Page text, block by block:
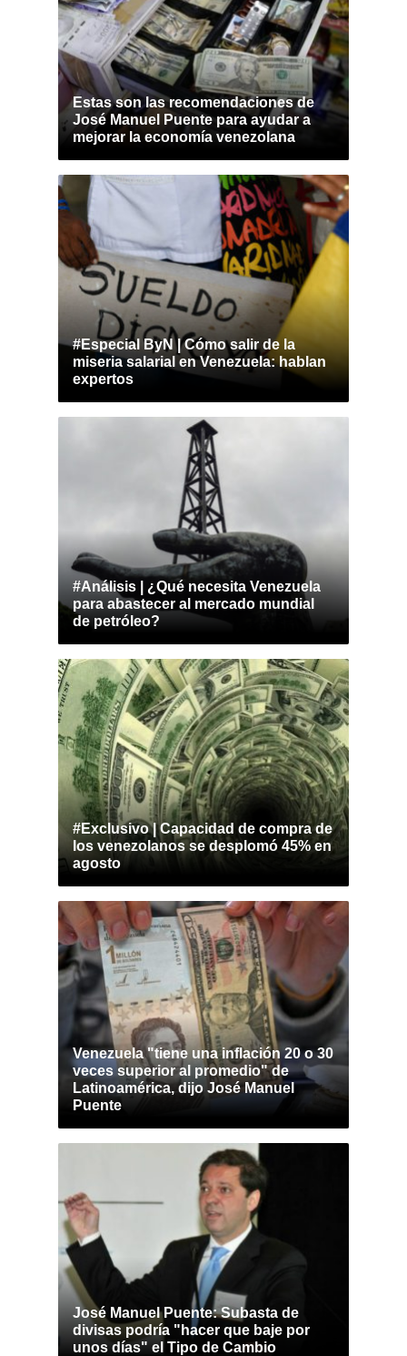
Estas son las recomendaciones de
José Manuel Puente para ayudar a
mejorar la economía venezolana
#Especial ByN | Cómo salir de la
miseria salarial en Venezuela: hablan
expertos
#Análisis | ¿Qué necesita Venezuela
para abastecer al mercado mundial
de petróleo?
#Exclusivo | Capacidad de compra de
los venezolanos se desplomó 45% en
agosto
Venezuela "tiene una inflación 20 o 30
veces superior al promedio" de
Latinoamérica, dijo José Manuel
Puente
José Manuel Puente: Subasta de
divisas podría "hacer que baje por
unos días" el Tipo de Cambio